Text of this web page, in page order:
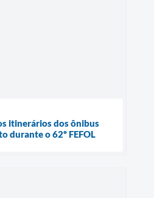
itinerários dos ônibus
durante o 62º FEFOL